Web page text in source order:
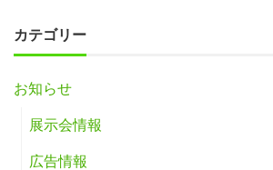
カテゴリー
お知らせ
展示会情報
広告情報